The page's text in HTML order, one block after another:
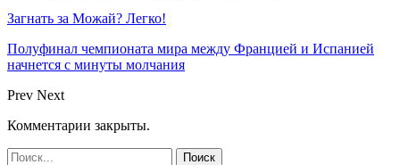
Загнать за Можай? Легко!
Полуфинал чемпионата мира между Францией и Испанией
начнется с минуты молчания
Prev Next
Комментарии закрыты.